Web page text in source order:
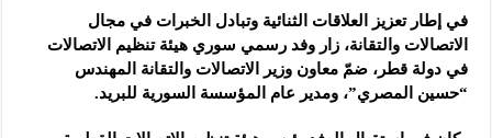
في إطار تعزيز العلاقات الثنائية وتبادل الخبرات في مجال
الاتصالات والتقانة، زار وفد رسمي سوري هيئة تنظيم الاتصالات
في دولة قطر، ضمّ معاون وزير الاتصالات والتقانة المهندس
“حسين المصري”، ومدير عام المؤسسة السورية للبريد.